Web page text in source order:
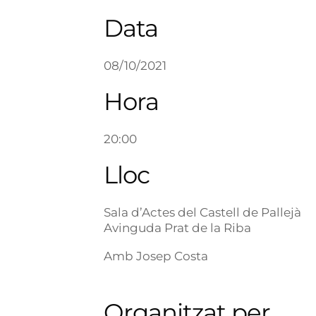
Data
08/10/2021
Hora
20:00
Lloc
Sala d’Actes del Castell de Pallejà
Avinguda Prat de la Riba
Amb Josep Costa